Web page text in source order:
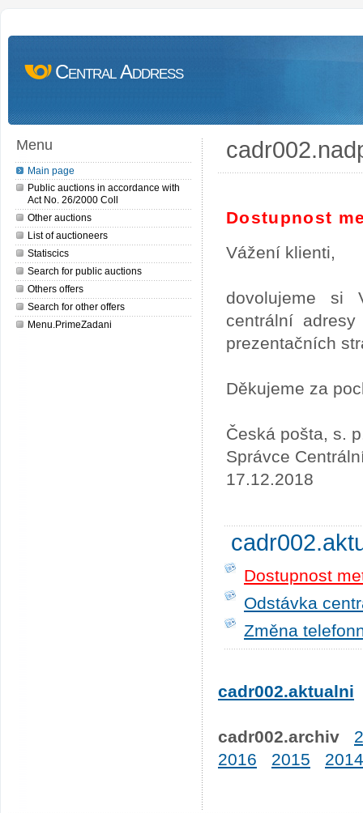
Central Address
Menu
Main page
Public auctions in accordance with
Act No. 26/2000 Coll
Other auctions
List of auctioneers
Statiscics
Search for public auctions
Others offers
Search for other offers
Menu.PrimeZadani
Dostupnost
Vážení klienti,
dovolujeme si
centrální
prezentačních
Děkujeme za
Česká pošta, s.
Správce
17.12.2018
Dostupnost
Odstávka
Změna
cadr002.aktualni
cadr002.archiv
2016
2015 2014